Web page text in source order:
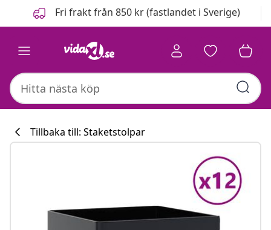
FöregåendeFri frakt från 850 kr (fastlandet i Sverige)
Tillbaka till: Staketstolpar